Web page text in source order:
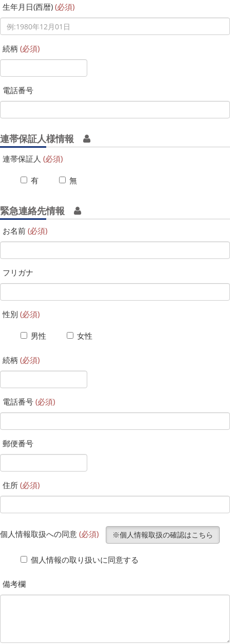
生年月日(西暦) (必須)
続柄 (必須)
電話番号
連帯保証人様情報
連帯保証人 (必須)
有 無
緊急連絡先情報
お名前 (必須)
フリガナ
性別 (必須)
男性 女性
続柄 (必須)
電話番号 (必須)
郵便番号
住所 (必須)
個人情報取扱への同意 (必須) ※個人情報取扱の確認はこちら
個人情報の取り扱いに同意する
備考欄